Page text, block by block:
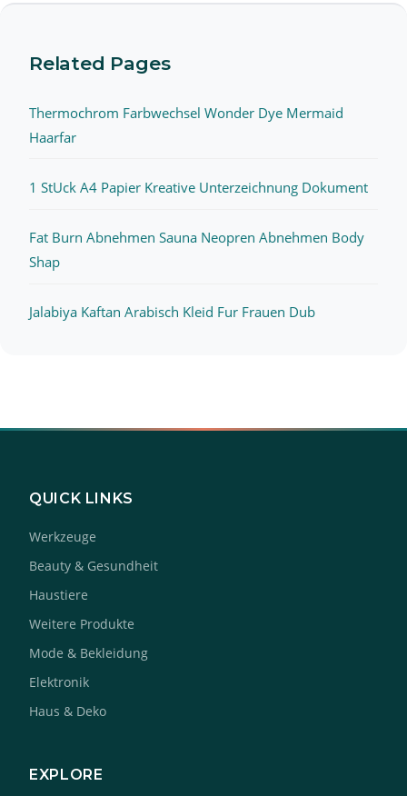
Related Pages
Thermochrom Farbwechsel Wonder Dye Mermaid
Haarfar
1 StUck A4 Papier Kreative Unterzeichnung Dokument
Fat Burn Abnehmen Sauna Neopren Abnehmen Body
Shap
Jalabiya Kaftan Arabisch Kleid Fur Frauen Dub
QUICK LINKS
Werkzeuge
Beauty & Gesundheit
Haustiere
Weitere Produkte
Mode & Bekleidung
Elektronik
Haus & Deko
EXPLORE